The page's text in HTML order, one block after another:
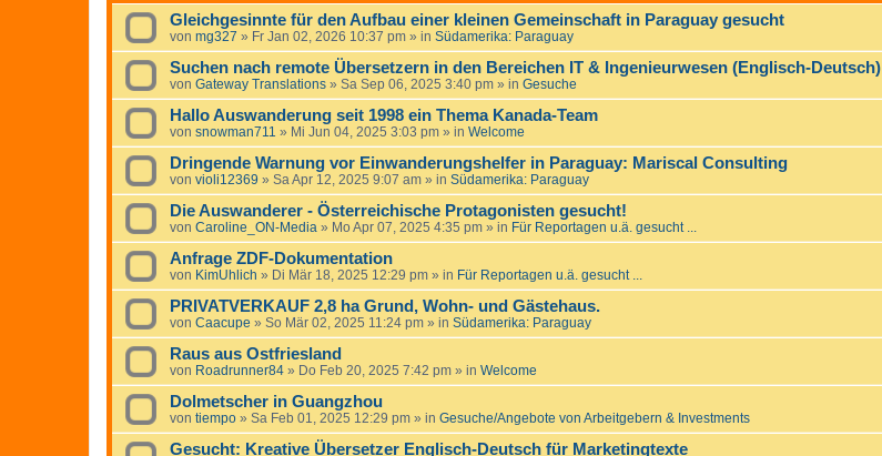
Gleichgesinnte für den Aufbau einer kleinen Gemeinschaft in Paraguay gesucht
von mg327 » Fr Jan 02, 2026 10:37 pm » in Südamerika: Paraguay
Suchen nach remote Übersetzern in den Bereichen IT & Ingenieurwesen (Englisch-Deutsch)
von Gateway Translations » Sa Sep 06, 2025 3:40 pm » in Gesuche
Hallo Auswanderung seit 1998 ein Thema Kanada-Team
von snowman711 » Mi Jun 04, 2025 3:03 pm » in Welcome
Dringende Warnung vor Einwanderungshelfer in Paraguay: Mariscal Consulting
von violi12369 » Sa Apr 12, 2025 9:07 am » in Südamerika: Paraguay
Die Auswanderer - Österreichische Protagonisten gesucht!
von Caroline_ON-Media » Mo Apr 07, 2025 4:35 pm » in Für Reportagen u.ä. gesucht ...
Anfrage ZDF-Dokumentation
von KimUhlich » Di Mär 18, 2025 12:29 pm » in Für Reportagen u.ä. gesucht ...
PRIVATVERKAUF 2,8 ha Grund, Wohn- und Gästehaus.
von Caacupe » So Mär 02, 2025 11:24 pm » in Südamerika: Paraguay
Raus aus Ostfriesland
von Roadrunner84 » Do Feb 20, 2025 7:42 pm » in Welcome
Dolmetscher in Guangzhou
von tiempo » Sa Feb 01, 2025 12:29 pm » in Gesuche/Angebote von Arbeitgebern & Investments
Gesucht: Kreative Übersetzer Englisch-Deutsch für Marketingtexte